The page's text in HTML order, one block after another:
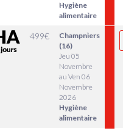
Hygiène
alimentaire
499€
Champniers
(16)
Jeu 05
Novembre
au Ven 06
Novembre
2026
Hygiène
alimentaire